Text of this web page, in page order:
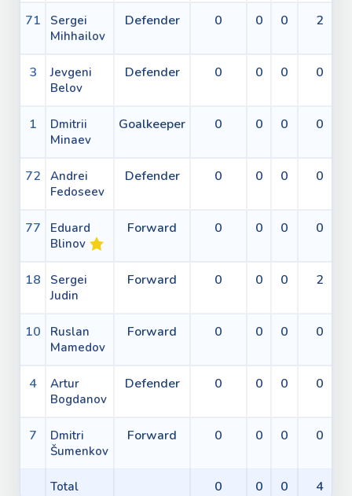
71
Sergei
Mihhailov
Defender 0 0 0 2
3
Jevgeni
Belov
Defender 0 0 0 0
1
Dmitrii
Minaev
Goalkeeper 0 0 0 0
72
Andrei
Fedoseev
Defender 0 0 0 0
77
Eduard
Blinov
Forward 0 0 0 0
18
Sergei
Judin
Forward 0 0 0 2
10
Ruslan
Mamedov
Forward 0 0 0 0
4
Artur
Bogdanov
Defender 0 0 0 0
7
Dmitri
Šumenkov
Forward 0 0 0 0
Total 0 0 0 4